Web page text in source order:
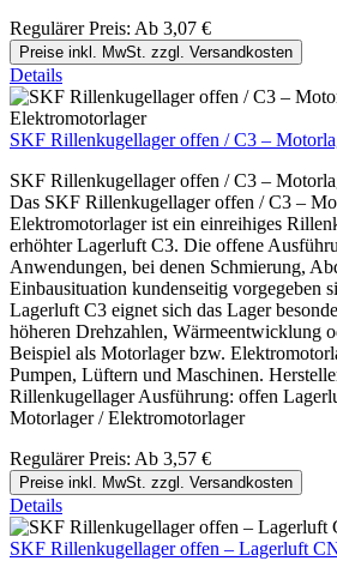
Regulärer Preis: Ab 3,07 €
Preise inkl. MwSt. zzgl. Versandkosten
Details
SKF Rillenkugellager offen / C3 –
SKF Rillenkugellager offen / C3 –
Das SKF Rillenkugellager offen / C3 –
Elektromotorlager ist ein einreihiges
erhöhter Lagerluft C3. Die offene
Anwendungen, bei denen Schmierung,
Einbausituation kundenseitig vorgegeben
Lagerluft C3 eignet sich das Lager
höheren Drehzahlen, Wärmeentwicklung
Beispiel als Motorlager bzw.
Pumpen, Lüftern und Maschinen.
Rillenkugellager Ausführung: offen
Motorlager / Elektromotorlager
Regulärer Preis: Ab 3,57 €
Preise inkl. MwSt. zzgl. Versandkosten
Details
SKF Rillenkugellager offen – Lagerluft